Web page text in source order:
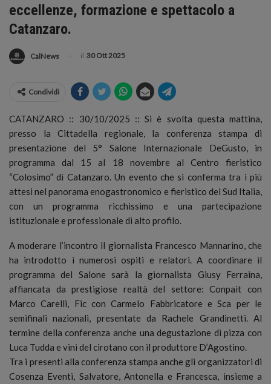
eccellenze, formazione e spettacolo a
Catanzaro.
CalNews il 30 Ott 2025
Condividi
CATANZARO :: 30/10/2025 :: Si è svolta questa mattina,
presso la Cittadella regionale, la conferenza stampa di
presentazione del 5° Salone Internazionale DeGusto, in
programma dal 15 al 18 novembre al Centro fieristico
“Colosimo” di Catanzaro. Un evento che si conferma tra i più
attesi nel panorama enogastronomico e fieristico del Sud Italia,
con un programma ricchissimo e una partecipazione
istituzionale e professionale di alto profilo.
A moderare l’incontro il giornalista Francesco Mannarino, che
ha introdotto i numerosi ospiti e relatori. A coordinare il
programma del Salone sarà la giornalista Giusy Ferraina,
affiancata da prestigiose realtà del settore: Conpait con
Marco Carelli, Fic con Carmelo Fabbricatore e Sca per le
semifinali nazionali, presentate da Rachele Grandinetti. Al
termine della conferenza anche una degustazione di pizza con
Luca Tudda e vini del cirotano con il produttore D’Agostino.
Tra i presenti alla conferenza stampa anche gli organizzatori di
Cosenza Eventi, Salvatore, Antonella e Francesca, insieme a